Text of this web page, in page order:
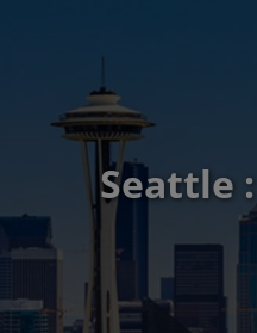
Seattle